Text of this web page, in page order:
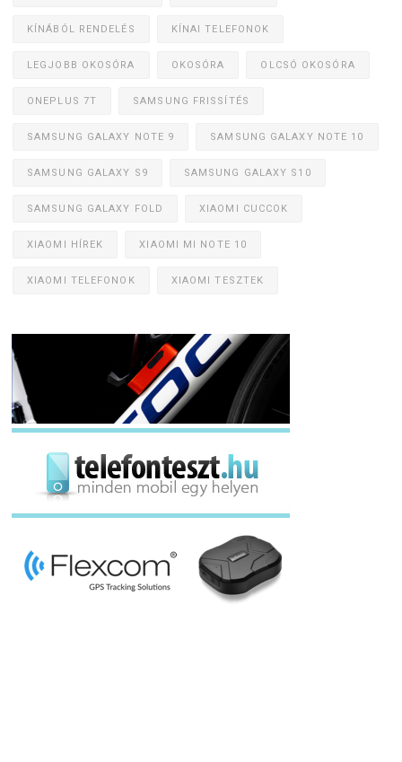
KÍNÁBÓL RENDELÉS KÍNAI TELEFONOK
LEGJOBB OKOSÓRA OKOSÓRA OLCSÓ OKOSÓRA
ONEPLUS 7T SAMSUNG FRISSÍTÉS
SAMSUNG GALAXY NOTE 9 SAMSUNG GALAXY NOTE 10
SAMSUNG GALAXY S9 SAMSUNG GALAXY S10
SAMSUNG GALAXY FOLD XIAOMI CUCCOK
XIAOMI HÍREK XIAOMI MI NOTE 10
XIAOMI TELEFONOK XIAOMI TESZTEK